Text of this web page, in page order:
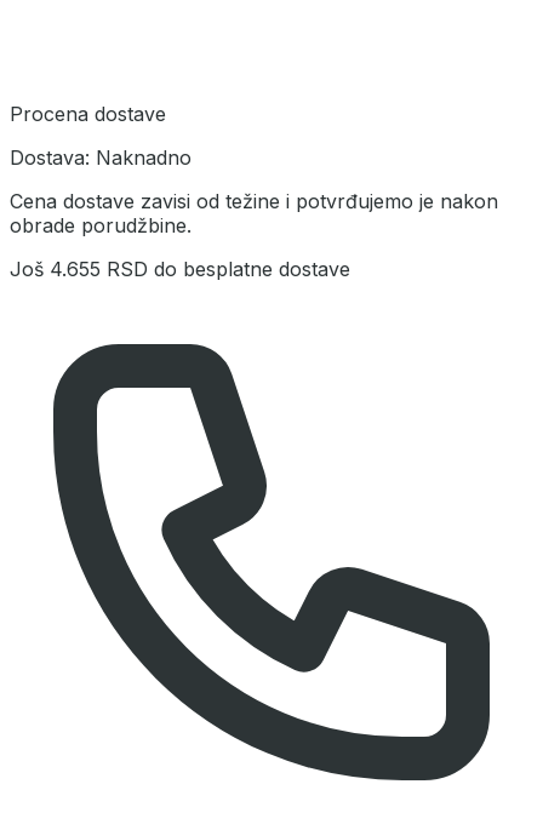
Procena dostave
Dostava: Naknadno
Cena dostave zavisi od težine i potvrđujemo je nakon
obrade porudžbine.
Još 4.655 RSD do besplatne dostave